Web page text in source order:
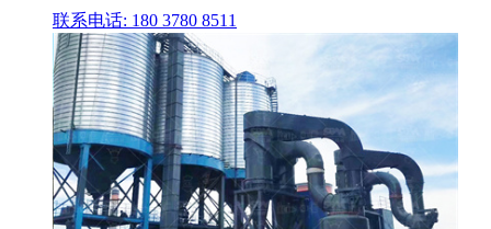
联系电话: 180 3780 8511